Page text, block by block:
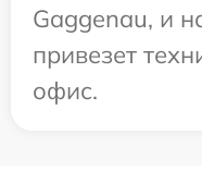
Gaggenau, и
привезет
офис.